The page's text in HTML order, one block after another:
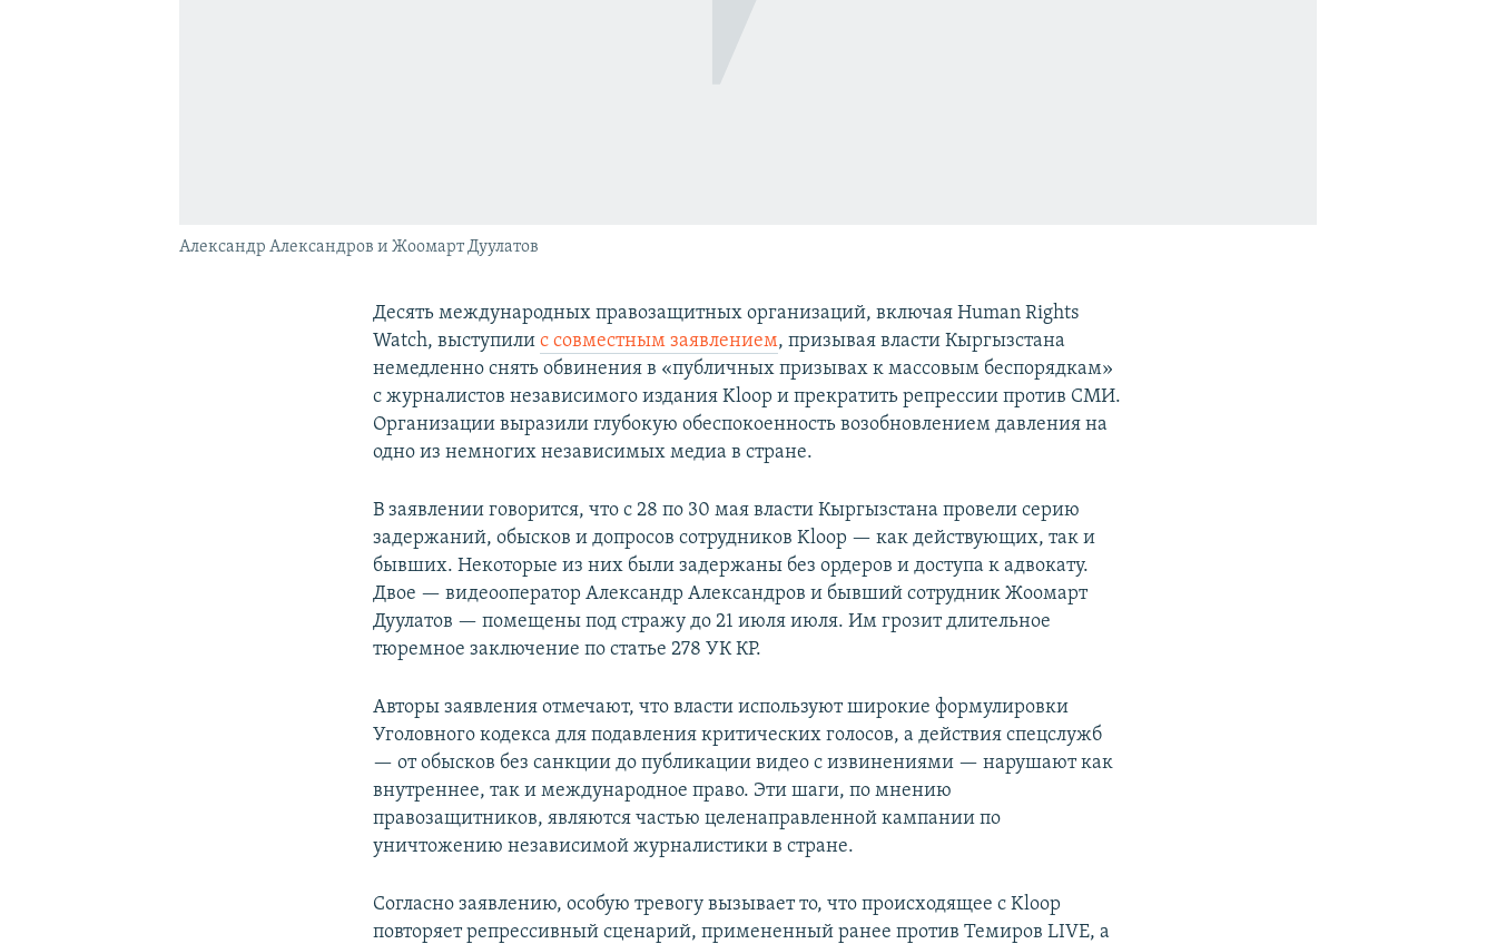
Александр Александров и Жоомарт Дуулатов
Десять международных правозащитных организаций, включая Human Rights
Watch, выступилис совместным заявлением, призывая власти Кыргызстана
немедленно снять обвинения в «публичных призывах к массовым беспорядкам»
с журналистов независимого издания Kloop и прекратить репрессии против СМИ.
Организации выразили глубокую обеспокоенность возобновлением давления на
одно из немногих независимых медиа в стране.
В заявлении говорится, что с 28 по 30 мая власти Кыргызстана провели серию
задержаний, обысков и допросов сотрудников Kloop — как действующих, так и
бывших. Некоторые из них были задержаны без ордеров и доступа к адвокату.
Двое — видеооператор Александр Александров и бывший сотрудник Жоомарт
Дуулатов — помещены под стражу до 21 июля июля. Им грозит длительное
тюремное заключение по статье 278 УК КР.
Авторы заявления отмечают, что власти используют широкие формулировки
Уголовного кодекса для подавления критических голосов, а действия спецслужб
— от обысков без санкции до публикации видео с извинениями — нарушают как
внутреннее, так и международное право. Эти шаги, по мнению
правозащитников, являются частью целенаправленной кампании по
уничтожению независимой журналистики в стране.
Согласно заявлению, особую тревогу вызывает то, что происходящее с Kloop
повторяет репрессивный сценарий, примененный ранее против Темиров LIVE, а